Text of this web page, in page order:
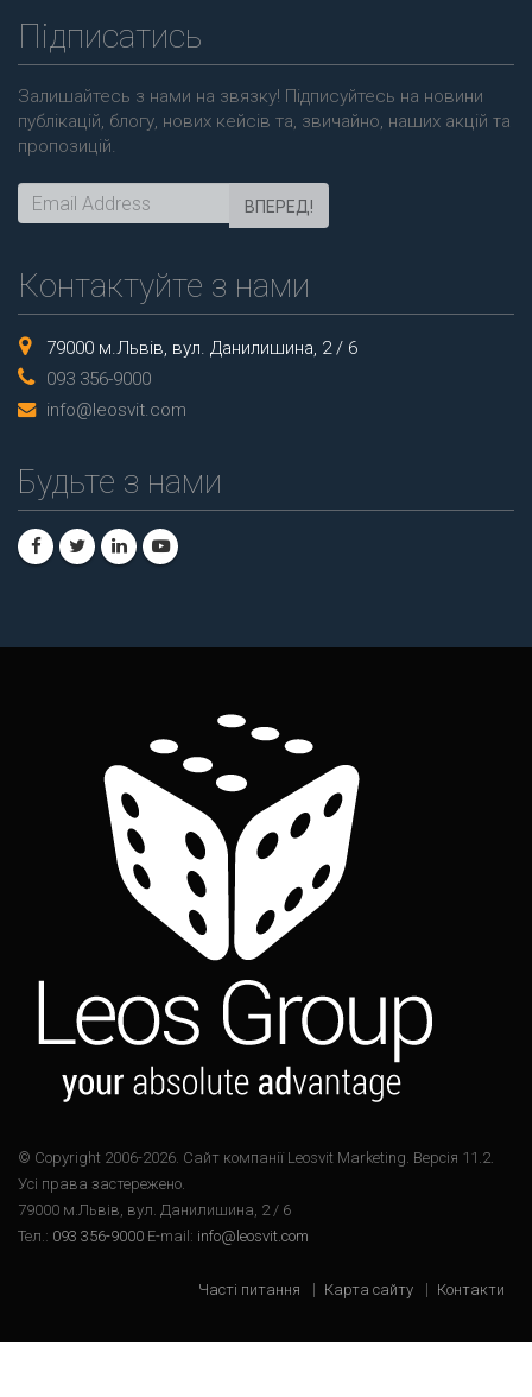
Підписатись
Залишайтесь з нами на звязку! Підписуйтесь на новини
публікацій, блогу, нових кейсів та, звичайно, наших акцій та
пропозицій.
ВПЕРЕД!
Контактуйте з нами
79000 м.Львів, вул. Данилишина, 2 / 6
093 356-9000
info@leosvit.com
Будьте з нами
© Copyright 2006-2026. Cайт компанії Leosvit Marketing. Версія 11.2.
Усі права застережено.
79000 м.Львів, вул. Данилишина, 2 / 6
Тел.: 093 356-9000 E-mail: info@leosvit.com
Часті питання Карта сайту Контакти